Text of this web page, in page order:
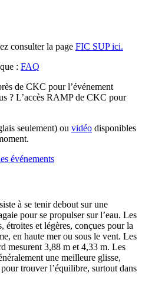
consulter la page FIC SUP ici.
: FAQ
de CKC pour l’événement
? L’accès RAMP de CKC pour
seulement) ou vidéo disponibles
événements
à se tenir debout sur une
pour se propulser sur l’eau. Les
étroites et légères, conçues pour la
en haute mer ou sous le vent. Les
mesurent 3,88 m et 4,33 m. Les
une meilleure glisse,
trouver l’équilibre, surtout dans